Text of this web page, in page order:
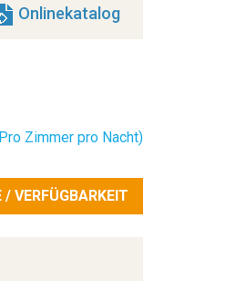
Onlinekatalog
Zimmer pro Nacht)
/ VERFÜGBARKEIT